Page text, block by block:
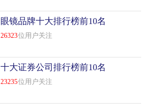
眼镜品牌十大排行榜前10名
26323位用户关注
十大证券公司排行榜前10名
23235位用户关注